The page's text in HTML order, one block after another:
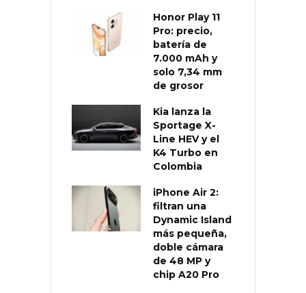
Honor Play 11
Pro: precio,
batería de
7.000 mAh y
solo 7,34 mm
de grosor
Kia lanza la
Sportage X-
Line HEV y el
K4 Turbo en
Colombia
iPhone Air 2:
filtran una
Dynamic Island
más pequeña,
doble cámara
de 48 MP y
chip A20 Pro